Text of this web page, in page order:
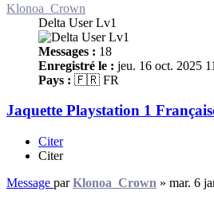
Klonoa_Crown
Delta User Lv1
Messages : 18
Enregistré le : jeu. 16 oct. 2025
Pays : 🇫🇷 FR
Jaquette Playstation 1
Citer
Citer
Message parKlonoa_Crown » mar. 6